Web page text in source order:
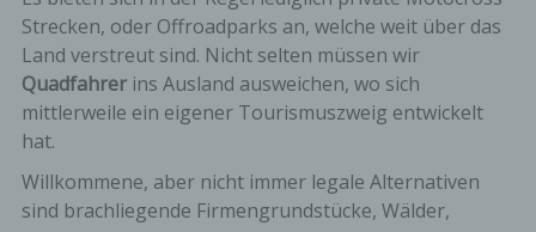
Strecken, oder Offroadparks an, welche weit über das
Land verstreut sind. Nicht selten müssen wir
Quadfahrerins Ausland ausweichen, wo sich
mittlerweile ein eigener Tourismuszweig entwickelt
hat.
Willkommene, aber nicht immer legale Alternativen
sind brachliegende Firmengrundstücke, Wälder,